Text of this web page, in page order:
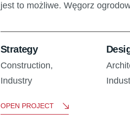
jest to możliwe. Węgorz
Strategy
Construction,
Industry
OPEN PROJECT